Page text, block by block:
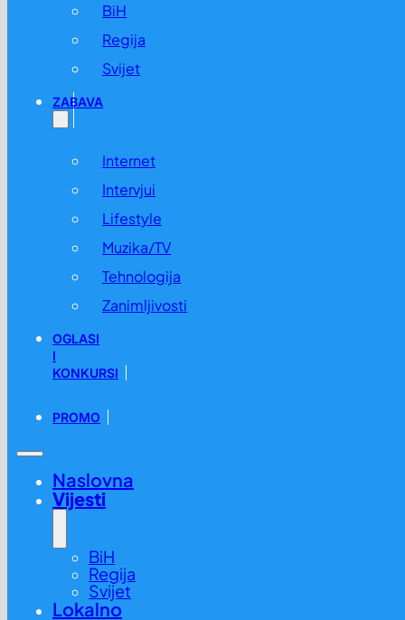
BiH
Regija
Svijet
ZABAVA
Internet
Intervjui
Lifestyle
Muzika/TV
Tehnologija
Zanimljivosti
OGLASI
I
KONKURSI
PROMO
Naslovna
Vijesti
BiH
Regija
Svijet
Lokalno